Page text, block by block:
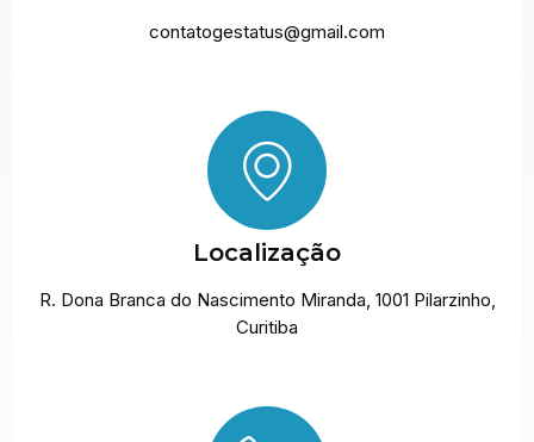
contatogestatus@gmail.com
Localização
R. Dona Branca do Nascimento Miranda, 1001 Pilarzinho,
Curitiba